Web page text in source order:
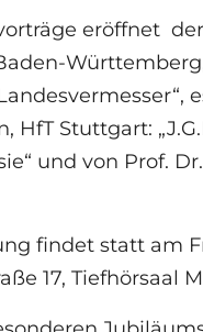
eröffnet
HfT Stuttgart:
und von Prof.
findet statt am
17, Tiefhörsaal